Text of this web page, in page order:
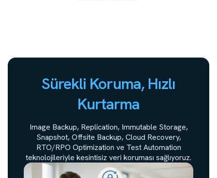
Sürekli Koruma, Hızlı
Kurtarma
Image Backup, Replication, Immutable Storage,
Snapshot, Offsite Backup, Cloud Recovery,
RTO/RPO Optimization ve Test Automation
teknolojileriyle kesintisiz veri koruması sağlıyoruz.